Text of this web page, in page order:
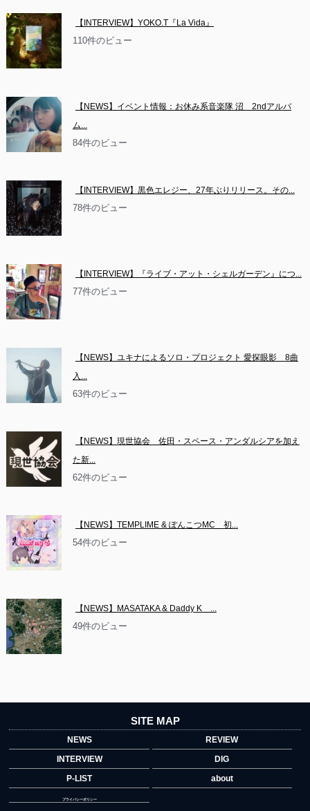
【INTERVIEW】YOKO.T『La Vida』
110件のビュー
【NEWS】イベント情報：お休み系音楽隊 沼　2ndアルバ
ム...
84件のビュー
【INTERVIEW】黒色エレジー、27年ぶりリリース。その...
78件のビュー
【INTERVIEW】『ライブ・アット・シェルガーデン』につ...
77件のビュー
【NEWS】ユキナによるソロ・プロジェクト 愛探眼影　8曲
入...
63件のビュー
【NEWS】現世協会　佐田・スペース・アンダルシアを加え
た新...
62件のビュー
【NEWS】TEMPLIME & ぽんこつMC　初...
54件のビュー
【NEWS】MASATAKA & Daddy K　...
49件のビュー
SITE MAP
NEWS
REVIEW
INTERVIEW
DIG
P-LIST
about
プライバシーポリシー